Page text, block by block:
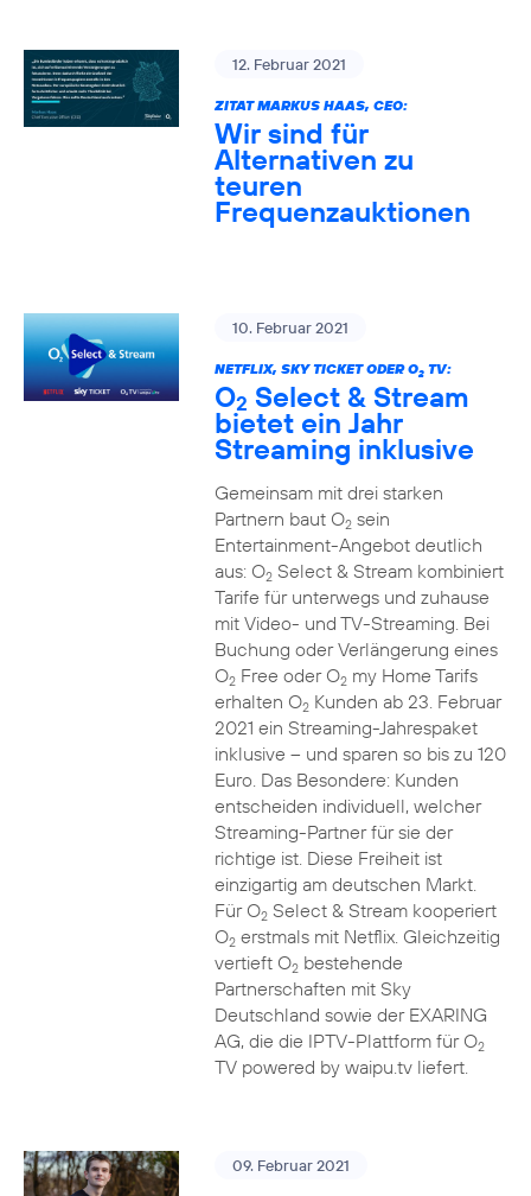
12. Februar 2021
ZITAT MARKUS HAAS, CEO:
Wir sind für
Alternativen zu
teuren
Frequenzauktionen
10. Februar 2021
NETFLIX, SKY TICKET ODER O2TV:
O2 Select & Stream
bietet ein Jahr
Streaming inklusive
Gemeinsam mit drei starken
Partnern baut O2sein
Entertainment-Angebot deutlich
aus: O2Select & Stream kombiniert
Tarife für unterwegs und zuhause
mit Video- und TV-Streaming. Bei
Buchung oder Verlängerung eines
O2Free oder O2my Home Tarifs
erhalten O2Kunden ab 23. Februar
2021 ein Streaming-Jahrespaket
inklusive – und sparen so bis zu 120
Euro. Das Besondere: Kunden
entscheiden individuell, welcher
Streaming-Partner für sie der
richtige ist. Diese Freiheit ist
einzigartig am deutschen Markt.
Für O2Select & Stream kooperiert
O2erstmals mit Netflix. Gleichzeitig
vertieft O2bestehende
Partnerschaften mit Sky
Deutschland sowie der EXARING
AG, die die IPTV-Plattform für O2
TV powered by waipu.tv liefert.
09. Februar 2021